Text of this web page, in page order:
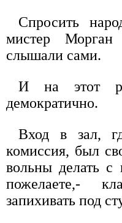
Спросить
мистер
слышали сами.
И на этот
демократично.
Вход в зал,
комиссия, был
вольны делать с
пожелаете,-
запихивать под